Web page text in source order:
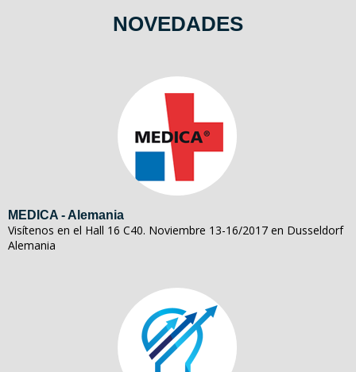
NOVEDADES
MEDICA - Alemania
Visítenos en el Hall 16 C40. Noviembre 13-16/2017 en Dusseldorf
Alemania